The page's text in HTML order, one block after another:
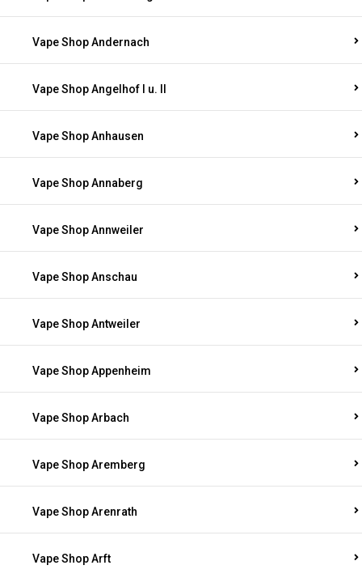
Vape Shop Andernach
Vape Shop Angelhof I u. II
Vape Shop Anhausen
Vape Shop Annaberg
Vape Shop Annweiler
Vape Shop Anschau
Vape Shop Antweiler
Vape Shop Appenheim
Vape Shop Arbach
Vape Shop Aremberg
Vape Shop Arenrath
Vape Shop Arft